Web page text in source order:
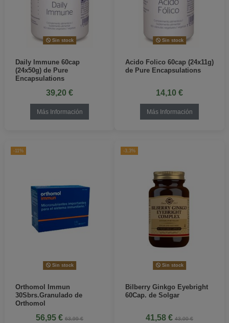
Sin stock
Daily Immune 60cap
(24x50g) de Pure
Encapsulations
39,20 €
Más Información
Sin stock
Acido Folico 60cap (24x11g)
de Pure Encapsulations
14,10 €
Más Información
-11%
Sin stock
Orthomol Immun
30Sbrs.Granulado de
Orthomol
56,95 € 63,99 €
-3,3%
Sin stock
Bilberry Ginkgo Eyebright
60Cap. de Solgar
41,58 € 43,00 €